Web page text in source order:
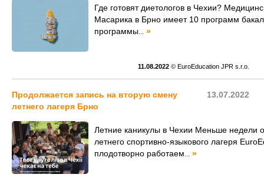
Где готовят диетологов в Чехии?
Масарика в Брно имеет 10 программ
программы
»
11.08.2022 © EuroEducation JPR s.r.o.
13.07.2022
Продолжается запись на вторую смену
летнего лагеря Брно
Летние каникулы в Чехии Меньше недели
летнего спортивно-языкового лагеря
плодотворно работаем
»